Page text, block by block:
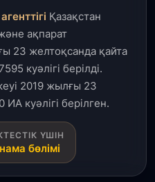
кәсіпкерлер мен
өз ұсыныстарын
елдеріне
жоспарын әзірлеуді
Қазақстан
ақпарат
23 желтоқсанда қайта
куәлігі берілді.
2019 жылғы 23
ИА куәлігі берілген.
ҮШІН
бөлімі